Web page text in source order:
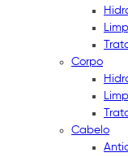
Corpo
Cabelo